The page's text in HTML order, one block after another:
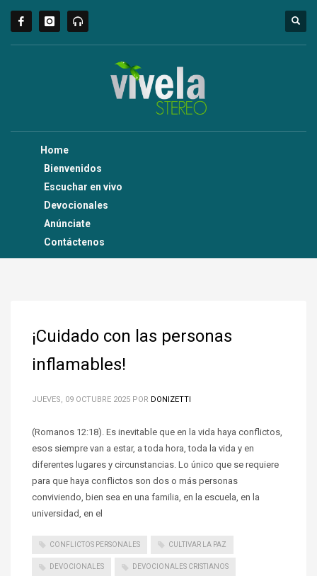
Home
Bienvenidos
Escuchar en vivo
Devocionales
Anúnciate
Contáctenos
¡Cuidado con las personas
inflamables!
JUEVES, 09 OCTUBRE 2025 POR DONIZETTI
(Romanos 12:18). Es inevitable que en la vida haya conflictos,
esos siempre van a estar, a toda hora, toda la vida y en
diferentes lugares y circunstancias. Lo único que se requiere
para que haya conflictos son dos o más personas
conviviendo, bien sea en una familia, en la escuela, en la
universidad, en el
CONFLICTOS PERSONALES CULTIVAR LA PAZ
DEVOCIONALES DEVOCIONALES CRISTIANOS